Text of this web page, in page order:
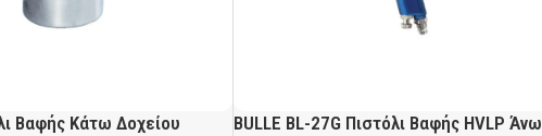
Βαφής Κάτω Δοχείου
BULLE BL-27G Πιστόλι Βαφής HVLP Άνω